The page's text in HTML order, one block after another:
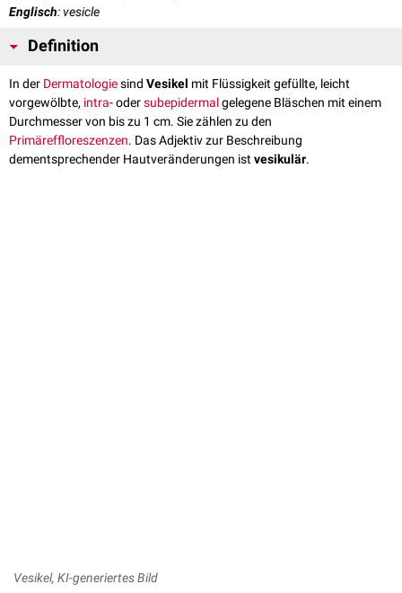
Englisch: vesicle
Definition
In der Dermatologiesind Vesikel mit Flüssigkeit gefüllte, leicht
vorgewölbte, intra- odersubepidermalgelegene Bläschen mit einem
Durchmesser von bis zu 1 cm. Sie zählen zu den
Primäreffloreszenzen. Das Adjektiv zur Beschreibung
dementsprechender Hautveränderungen istvesikulär.
Vesikel, KI-generiertes Bild